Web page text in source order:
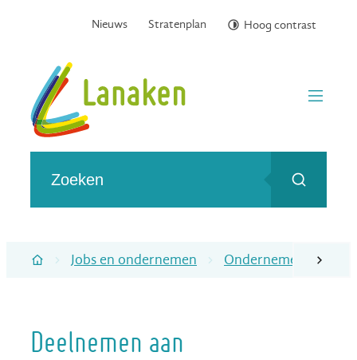
Naar inhoudNieuws Stratenplan Hoog contrast
Gemeente Lanaken
Zoeken
menu
scroll
Startpagina
Jobs en ondernemen Ondernemers en
Deelnemen aan